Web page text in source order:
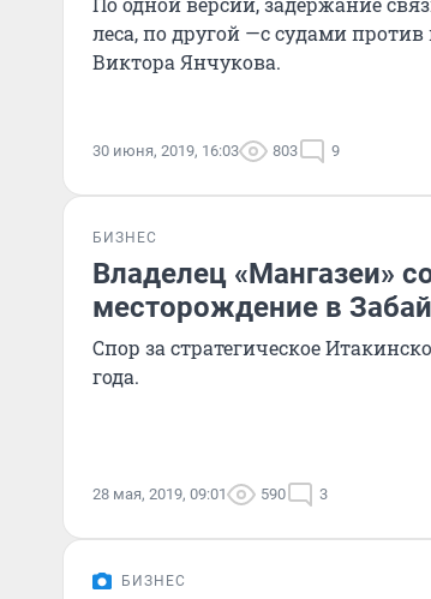
леса, по другой —с судами
Виктора Янчукова.
30 июня, 2019, 16:03 803 9
БИЗНЕС
Владелец «Мангазеи»
месторождение в
Спор за стратегическое
года.
28 мая, 2019, 09:01 590 3
БИЗНЕС